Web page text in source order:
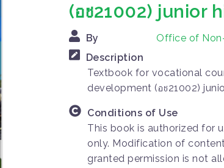
(อช21002) junior
By
Office of
Description
Textbook for vocational
development (อช21002)
Conditions of Use
This book is authorized for
only. Modification of
granted permission is not